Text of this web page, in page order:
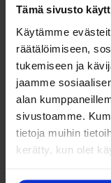
Tämä sivusto
Käytämme
räätälöimiseen,
tukemiseen ja
jaamme
alan
sivustoamme.
tietoja muihin
kerätty, kun olet
info@kaluste-
Puh. 020-7969230
Puh. (08) 627 266
Ota yhteyttä
Sängyn